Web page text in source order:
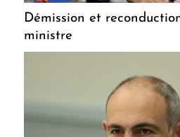
Démission et
ministre